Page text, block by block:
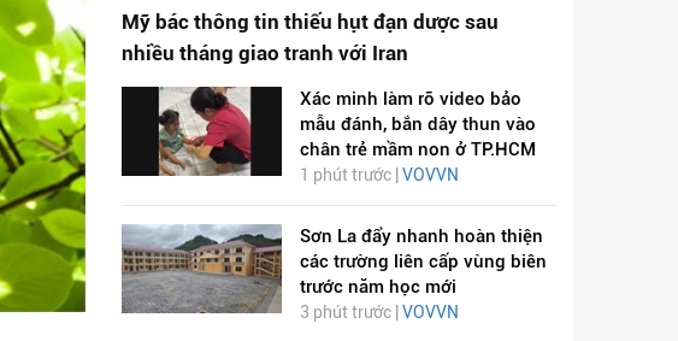
Mỹ bác thông tin thiếu hụt đạn dược sau
nhiều tháng giao tranh với Iran
Xác minh làm rõ video bảo
mẫu đánh, bắn dây thun vào
chân trẻ mầm non ở TP.HCM
1 phút trước | VOVVN
Sơn La đẩy nhanh hoàn thiện
các trường liên cấp vùng biên
trước năm học mới
3 phút trước | VOVVN